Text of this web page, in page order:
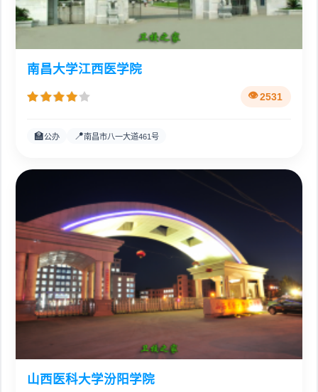
南昌大学江西医学院
2531
🏫公办 📍南昌市八一大道461号
山西医科大学汾阳学院